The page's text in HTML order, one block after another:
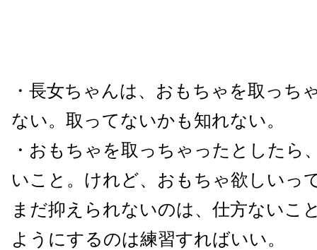
・長女ちゃんは、おもちゃを取っち
ない。取ってないかも知れない。
・おもちゃを取っちゃったとしたら
いこと。けれど、おもちゃ欲しいっ
まだ抑えられないのは、仕方ないこ
ようにするのは練習すればいい。